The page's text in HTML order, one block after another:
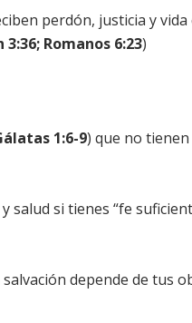
perdón, justicia y
3:36; Romanos 6:23)
1:6-9) que no
salud si tienes “fe
depende de tus